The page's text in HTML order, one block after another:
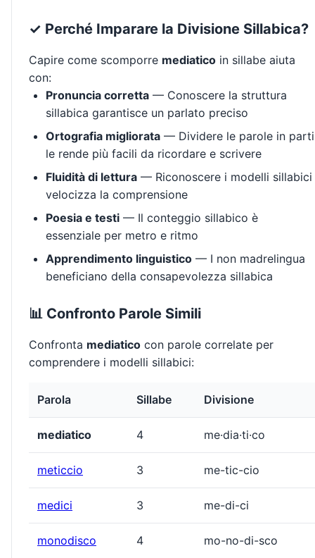
✓ Perché Imparare la Divisione Sillabica?
Capire come scomporre mediatico in sillabe aiuta
con:
Pronuncia corretta — Conoscere la struttura
sillabica garantisce un parlato preciso
Ortografia migliorata — Dividere le parole in parti
le rende più facili da ricordare e scrivere
Fluidità di lettura — Riconoscere i modelli sillabici
velocizza la comprensione
Poesia e testi — Il conteggio sillabico è
essenziale per metro e ritmo
Apprendimento linguistico — I non madrelingua
beneficiano della consapevolezza sillabica
📊 Confronto Parole Simili
Confronta mediatico con parole correlate per
comprendere i modelli sillabici:
Parola Sillabe Divisione
mediatico 4 me·dia·ti·co
meticcio 3 me-tic-cio
medici 3 me-di-ci
monodisco 4 mo-no-di-sco